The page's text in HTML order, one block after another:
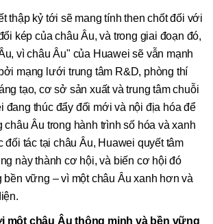
thập kỷ tới sẽ mang tính then chốt đối với
kép của châu Âu, và trong giai đoạn đó,
vì châu Âu" của Huawei sẽ vẫn mạnh
mạng lưới trung tâm R&D, phòng thí
tạo, cơ sở sản xuất và trung tâm chuỗi
đang thúc đẩy đổi mới và nội địa hóa để
châu Âu trong hành trình số hóa và xanh
đối tác tại châu Âu, Huawei quyết tâm
này thành cơ hội, và biến cơ hội đó
vững – vì một châu Âu xanh hơn và
một châu Âu thông minh và bền vững